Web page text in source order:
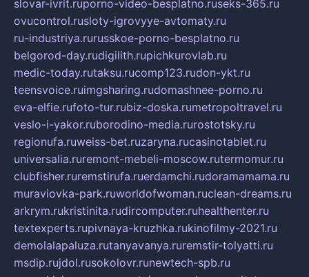
slovar-ivrit.ruporno-video-besplatno.ruseks-365.ru
ovucontrol.rusloty-igrovyye-avtomaty.ru
ru-industriya.rurusskoe-porno-besplatno.ru
belgorod-day.rudigilith.rupichkurovlab.ru
medic-today.rutaksu.rucomp123.rudon-ykt.ru
teensvoice.ruimgsharing.rudomashnee-porno.ru
eva-elfie.rufoto-tur.rubiz-doska.rumetropoltravel.ru
veslo-i-yakor.ruborodino-media.rurostotsky.ru
regionufa.ruweiss-bet.ruzaryna.rucasinotablet.ru
universalia.ruremont-mebeli-moscow.rutermomur.ru
clubfisher.ruremstirufa.ruerdamchi.rudoramamama.ru
muraviovka-park.ruworldofwoman.ruclean-dreams.ru
arkrym.rukristinita.rudircomputer.ruhealthenter.ru
textexperts.rupivnaya-kruzhka.rukinofilmy-2021.ru
demolalapaluza.rutanyavanya.ruremstir-tolyatti.ru
msdip.rujdol.rusokolovr.runewtech-spb.ru